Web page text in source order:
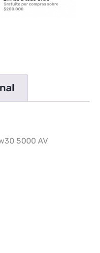
5000 AV